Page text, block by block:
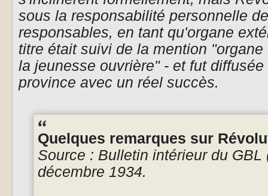
sous la responsabilité personnelle
responsables, en tant qu'organe
titre était suivi de la mention
la jeunesse ouvrière" - et fut
province avec un réel succès.
Quelques remarques sur
Source : Bulletin intérieur du GBL
décembre 1934.